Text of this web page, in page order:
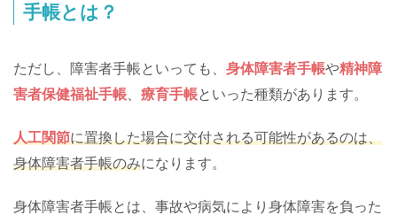
手帳とは？
ただし、障害者手帳といっても、 身体障害者手帳や精神障
害者保健福祉手帳
療育手帳といった種類があります。
人工関節に置換した場合に交付される可能性があるのは、
身体障害者手帳のみになります。
身体障害者手帳とは、事故や病気により身体障害を負った